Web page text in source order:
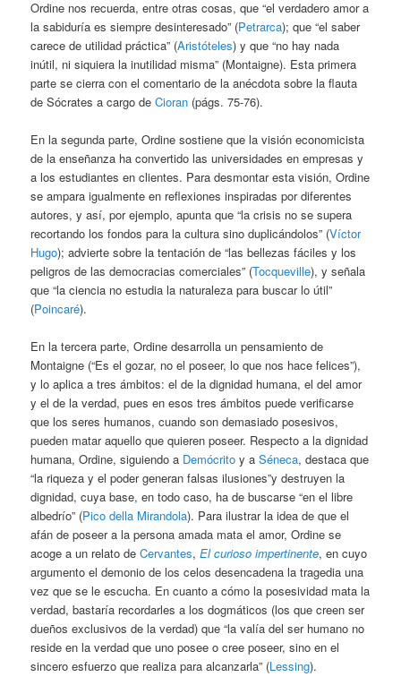
Ordine nos recuerda, entre otras cosas, que “el verdadero amor a
la sabiduría es siempre desinteresado” (Petrarca); que “el saber
carece de utilidad práctica” (Aristóteles) y que “no hay nada
inútil, ni siquiera la inutilidad misma” (Montaigne). Esta primera
parte se cierra con el comentario de la anécdota sobre la flauta
de Sócrates a cargo deCioran (págs. 75-76).
En la segunda parte, Ordine sostiene que la visión economicista
de la enseñanza ha convertido las universidades en empresas y
a los estudiantes en clientes. Para desmontar esta visión, Ordine
se ampara igualmente en reflexiones inspiradas por diferentes
autores, y así, por ejemplo, apunta que “la crisis no se supera
recortando los fondos para la cultura sino duplicándolos” (Víctor
Hugo); advierte sobre la tentación de “las bellezas fáciles y los
peligros de las democracias comerciales” (Tocqueville), y señala
que “la ciencia no estudia la naturaleza para buscar lo útil”
(Poincaré).
En la tercera parte, Ordine desarrolla un pensamiento de
Montaigne (“Es el gozar, no el poseer, lo que nos hace felices”),
y lo aplica a tres ámbitos: el de la dignidad humana, el del amor
y el de la verdad, pues en esos tres ámbitos puede verificarse
que los seres humanos, cuando son demasiado posesivos,
pueden matar aquello que quieren poseer. Respecto a la dignidad
humana, Ordine, siguiendo a Demócrito y aSéneca, destaca que
“la riqueza y el poder generan falsas ilusiones”y destruyen la
dignidad, cuya base, en todo caso, ha de buscarse “en el libre
albedrío” (Pico della Mirandola). Para ilustrar la idea de que el
afán de poseer a la persona amada mata el amor, Ordine se
acoge a un relato deCervantes,El curioso impertinente, en cuyo
argumento el demonio de los celos desencadena la tragedia una
vez que se le escucha. En cuanto a cómo la posesividad mata la
verdad, bastaría recordarles a los dogmáticos (los que creen ser
dueños exclusivos de la verdad) que “la valía del ser humano no
reside en la verdad que uno posee o cree poseer, sino en el
sincero esfuerzo que realiza para alcanzarla” (Lessing).